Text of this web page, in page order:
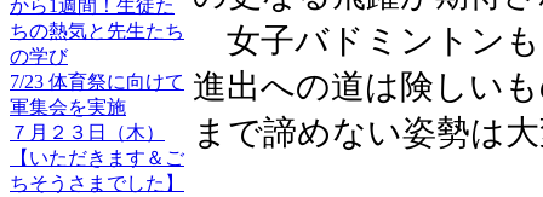
から1週間！生徒た
ちの熱気と先生たち
の学び
7/23 体育祭に向けて
軍集会を実施
７月２３日（木）
【いただきます＆ご
ちそうさまでした】
女子バドミントン
進出への道は険しい
まで諦めない姿勢は